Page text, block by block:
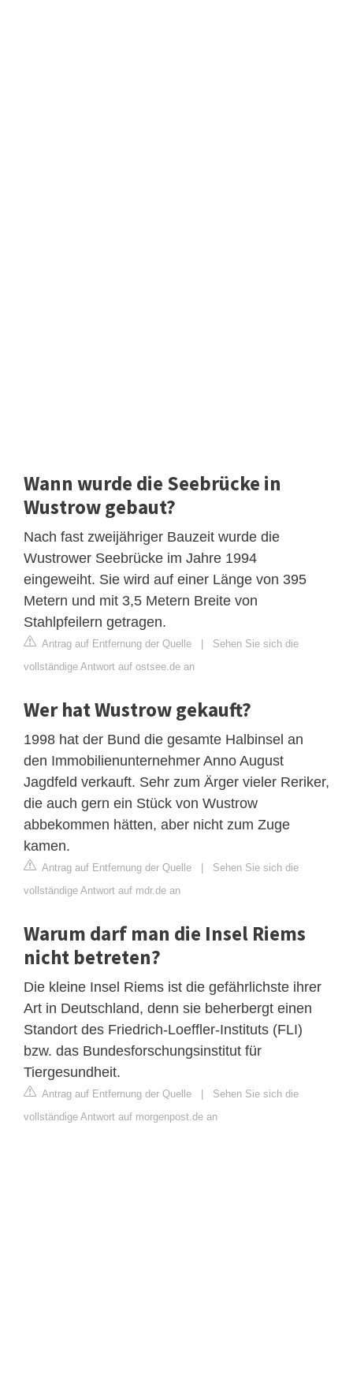
Wann wurde die Seebrücke in
Wustrow gebaut?
Nach fast zweijähriger Bauzeit wurde die
Wustrower Seebrücke im Jahre 1994
eingeweiht. Sie wird auf einer Länge von 395
Metern und mit 3,5 Metern Breite von
Stahlpfeilern getragen.
Antrag auf Entfernung der Quelle | Sehen Sie sich die
vollständige Antwort auf ostsee.de an
Wer hat Wustrow gekauft?
1998 hat der Bund die gesamte Halbinsel an
den Immobilienunternehmer Anno August
Jagdfeld verkauft. Sehr zum Ärger vieler Reriker,
die auch gern ein Stück von Wustrow
abbekommen hätten, aber nicht zum Zuge
kamen.
Antrag auf Entfernung der Quelle | Sehen Sie sich die
vollständige Antwort auf mdr.de an
Warum darf man die Insel Riems
nicht betreten?
Die kleine Insel Riems ist die gefährlichste ihrer
Art in Deutschland, denn sie beherbergt einen
Standort des Friedrich-Loeffler-Instituts (FLI)
bzw. das Bundesforschungsinstitut für
Tiergesundheit.
Antrag auf Entfernung der Quelle | Sehen Sie sich die
vollständige Antwort auf morgenpost.de an